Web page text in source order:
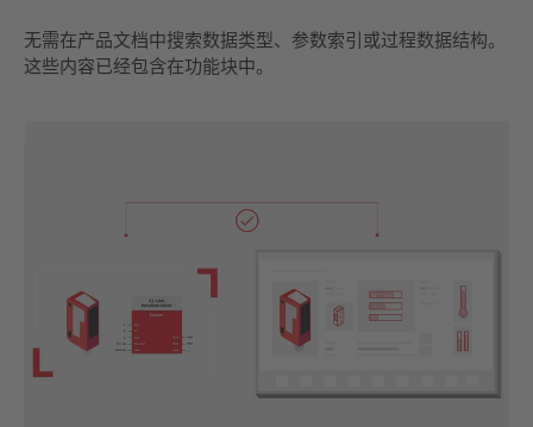
无需在产品文档中搜索数据类型、参数索引或过程数据结构。
这些内容已经包含在功能块中。